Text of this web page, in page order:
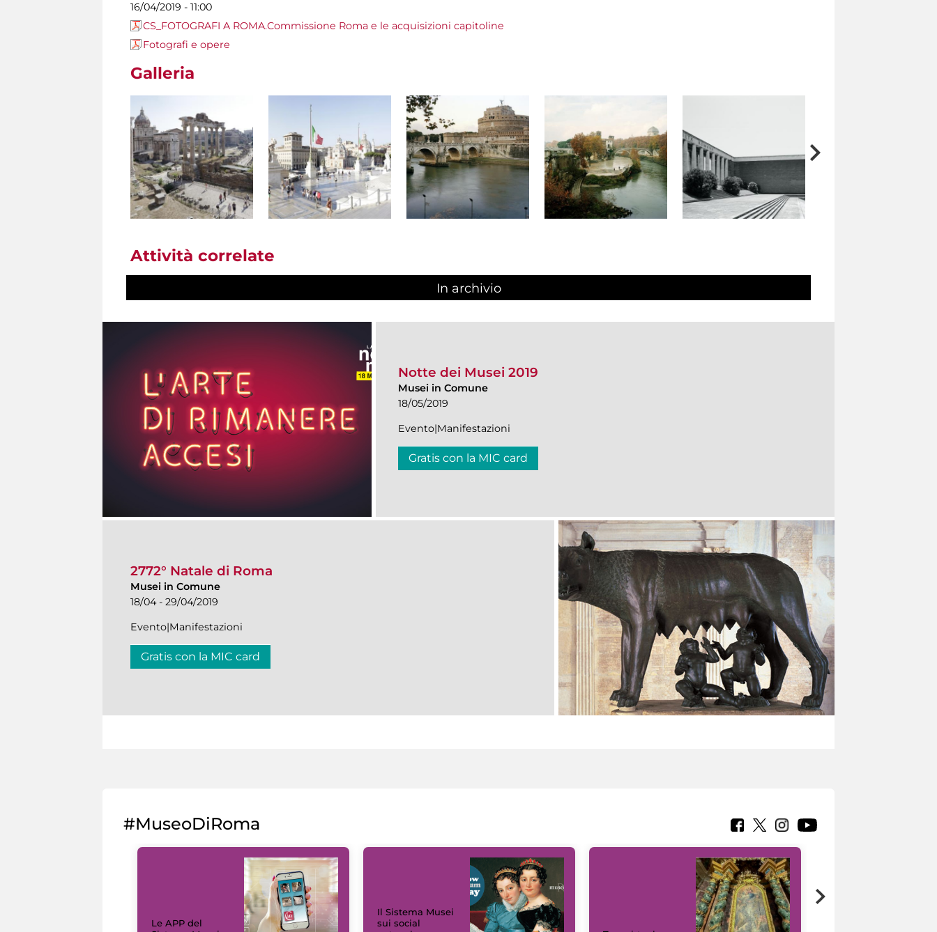
16/04/2019 - 11:00
CS_FOTOGRAFI A ROMA.Commissione Roma e le acquisizioni capitoline
Fotografi e opere
Galleria
Attività correlate
In archivio
Notte dei Musei 2019
Musei in Comune
18/05/2019
Evento|Manifestazioni
Gratis con la MIC card
2772° Natale di Roma
Musei in Comune
18/04 - 29/04/2019
Evento|Manifestazioni
Gratis con la MIC card
#MuseoDiRoma
Le APP del
Il Sistema Musei
sui social